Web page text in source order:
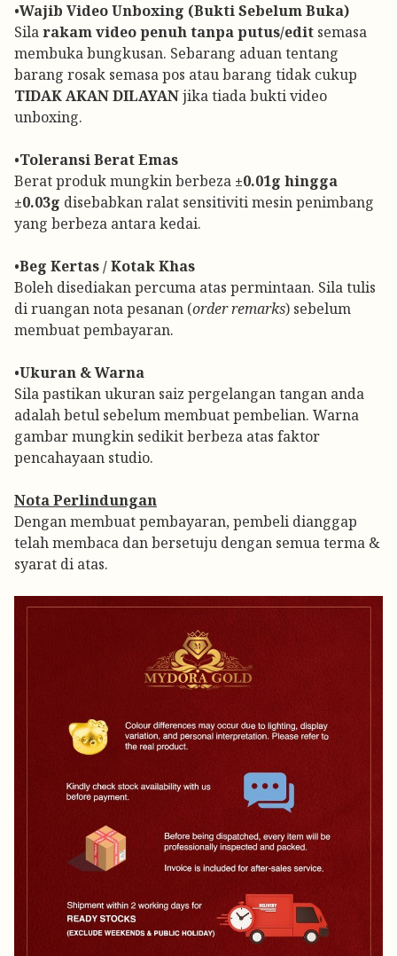
•Wajib Video Unboxing (Bukti Sebelum Buka)
Silarakam video penuh tanpa putus/edit semasa
membuka bungkusan. Sebarang aduan tentang
barang rosak semasa pos atau barang tidak cukup
TIDAK AKAN DILAYANjika tiada bukti video
unboxing.
•Toleransi Berat Emas
Berat produk mungkin berbeza ±0.01g hingga
±0.03g disebabkan ralat sensitiviti mesin penimbang
yang berbeza antara kedai.
•Beg Kertas / Kotak Khas
Boleh disediakan percuma atas permintaan. Sila tulis
di ruangan nota pesanan (order remarks) sebelum
membuat pembayaran.
•Ukuran & Warna
Sila pastikan ukuran saiz pergelangan tangan anda
adalah betul sebelum membuat pembelian. Warna
gambar mungkin sedikit berbeza atas faktor
pencahayaan studio.
Nota Perlindungan
Dengan membuat pembayaran, pembeli dianggap
telah membaca dan bersetuju dengan semua terma &
syarat di atas.